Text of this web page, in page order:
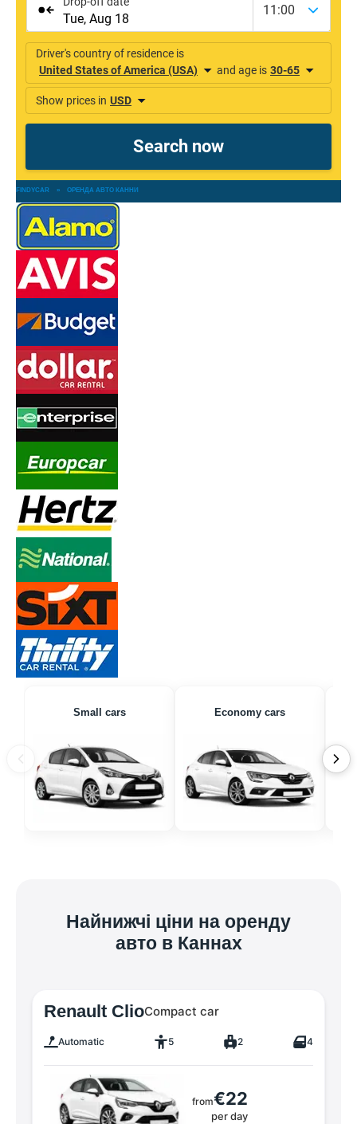
FINDYCAR » ОРЕНДА АВТО КАННИ
Small cars Economy cars
Найнижчі ціни на оренду
авто в Каннах
Renault ClioCompact car
Automatic 5 2 4
from€22
per day